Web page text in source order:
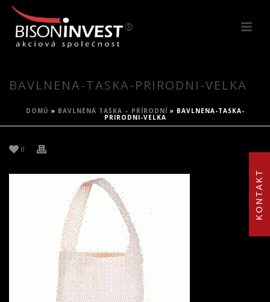
KONTAKT
BAVLNENA-TASKA-PRIRODNI-VELKA
DOMŮ » BAVLNĚNÁ TAŠKA – PŘÍRODNÍ » BAVLNENA-TASKA-
PRIRODNI-VELKA
0